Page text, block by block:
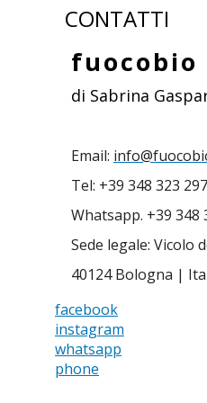
CONTATTI
fuocobio
di Sabrina
Email:
Tel: +39 348 323
Whatsapp. +39 348
Sede legale: Vicolo
40124 Bologna |
facebook
instagram
whatsapp
phone